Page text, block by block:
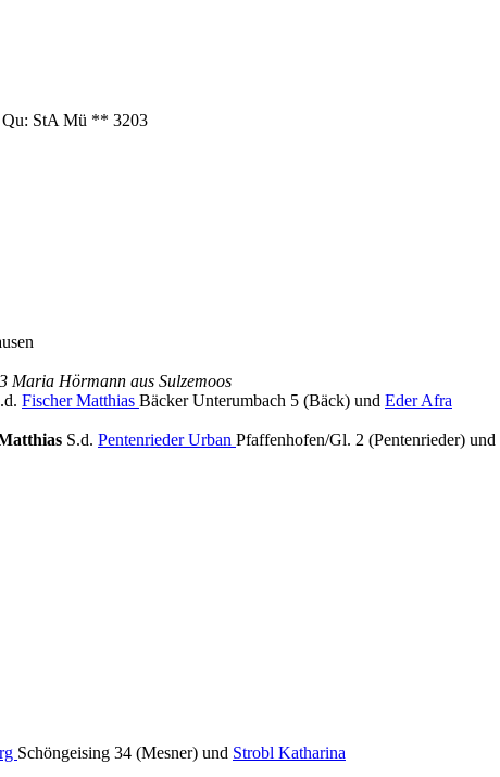
Qu: StA Mü ** 3203
Maria Hörmann aus Sulzemoos
Fischer Matthias Bäcker Unterumbach 5 (Bäck) und Eder Afra
S.d. Pentenrieder Urban Pfaffenhofen/Gl. 2 (Pentenrieder) und
Schöngeising 34 (Mesner) und Strobl Katharina